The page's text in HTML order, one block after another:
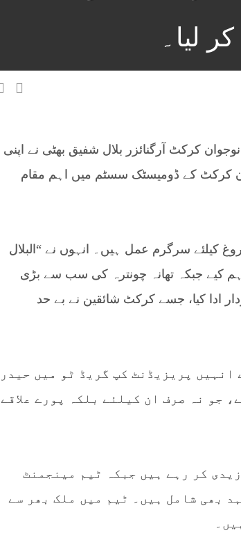
لیا۔
کرکٹ آرگنائزر بلال شفیق بھٹی نے اپنی
کرکٹ کے ڈومیسٹک سسٹم میں اہم مقام
کیلئے سرگرم عمل ہیں۔ انہوں نے “البلال
کیے جبکہ تھانہ چونترہ کی سب سے بڑی
ادا کیا، جسے کرکٹ شائقین نے بے حد
پریزیڈنٹ کپ گریڈ ٹو میں حیدر
جو نہ صرف ان کیلئے بلکہ پورے علاقے
کر رہے ہیں جبکہ ٹیم مینجمنٹ
بھی شامل ہیں۔ ٹیم میں ملک بھر سے